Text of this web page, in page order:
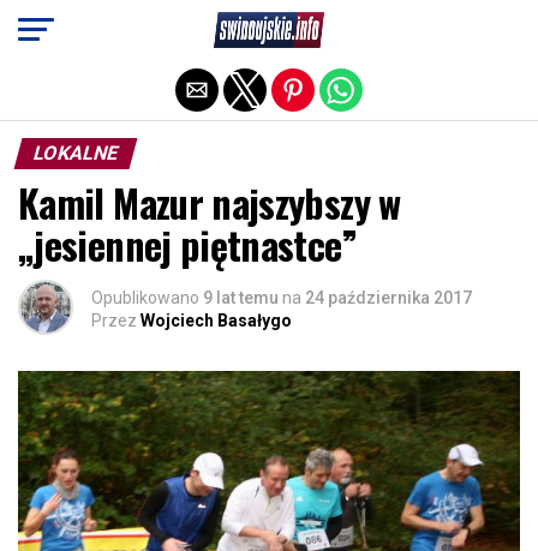
LOKALNE
Kamil Mazur najszybszy w
„jesiennej piętnastce”
Opublikowano 9 lat temu na 24 października 2017
Przez Wojciech Basałygo
Exit mobile version